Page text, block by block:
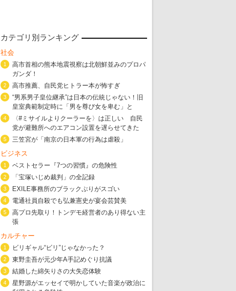
・ 五輪入場行進にすぎやまこういちの曲、杉田水脈の
・ 五輪サッカー・久保建英が南アの陽性者に「僕らに損ではない
・ 五輪関係者が入国当日、築地を散歩！
・ 五輪でIOCラウンジ以外にVIPルーム、広告代理店は物品購入
カテゴリ別ランキング
社会
1
高市首相の熊本地震視察は北朝鮮並みのプロパ
ガンダ！
2 高市推薦、自民党ヒトラー本が怖すぎ
3
“男系男子皇位継承”は日本の伝統じゃない！旧
皇室典範制定時に「男を尊び女を卑む」と
4
〈#ミサイルよりクーラーを〉は正しい 自民
党が避難所へのエアコン設置を遅らせてきた
5 三笠宮が「南京の日本軍の行為は虐殺」
ビジネス
1 ベストセラー『7つの習慣』の危険性
2 「宝塚いじめ裁判」の全記録
3 EXILE事務所のブラックぶりがスゴい
4 電通社員自殺でも弘兼憲史が宴会芸賛美
5
高プロ先取り！トンデモ経営者のあり得ない主
張
カルチャー
1 ビリギャル“ビリ”じゃなかった？
2 東野圭吾が元少年A手記めぐり抗議
3 結婚した綿矢りさの大失恋体験
4
星野源がエッセイで明かしていた音楽が政治に